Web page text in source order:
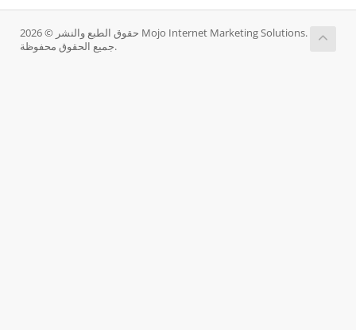
حقوق الطبع والنشر © 2026 Mojo Internet Marketing Solutions.
جميع الحقوق محفوظة.